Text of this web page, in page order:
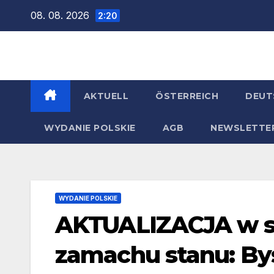
08. 08. 2026 2:20
AKTUELL ÖSTERREICH
WYDANIE POLSKIE AGB
WYDANIE POLSKIE
AKTUALIZACJA
zamachu stanu: